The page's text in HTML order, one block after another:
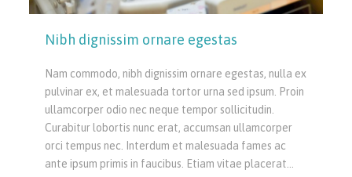
Nibh dignissim ornare egestas
Nam commodo, nibh dignissim ornare egestas, nulla ex
pulvinar ex, et malesuada tortor urna sed ipsum. Proin
ullamcorper odio nec neque tempor sollicitudin.
Curabitur lobortis nunc erat, accumsan ullamcorper
orci tempus nec. Interdum et malesuada fames ac
ante ipsum primis in faucibus. Etiam vitae placerat…